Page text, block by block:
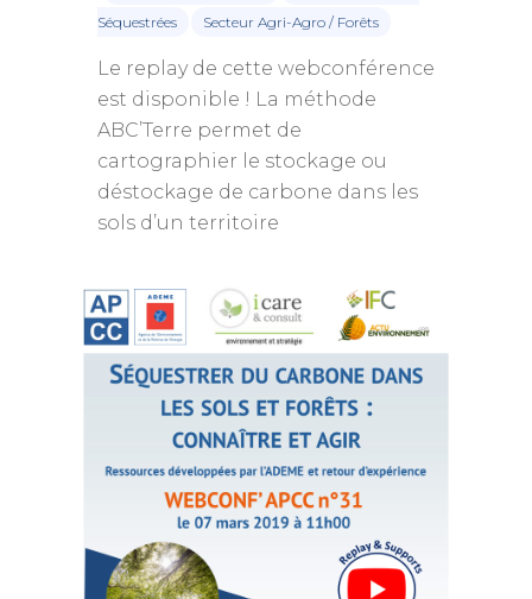
Séquestrées
Secteur Agri-Agro / Forêts
Le replay de cette webconférence
est disponible ! La méthode
ABC’Terre permet de
cartographier le stockage ou
déstockage de carbone dans les
sols d’un territoire
Contact